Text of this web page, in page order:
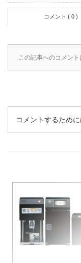
コメント ( 0 )
この記事へのコメント
コメントするために